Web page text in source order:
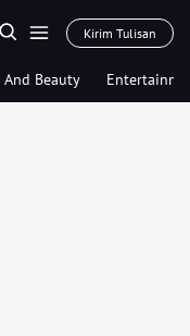
Kirim Tulisan
And Beauty